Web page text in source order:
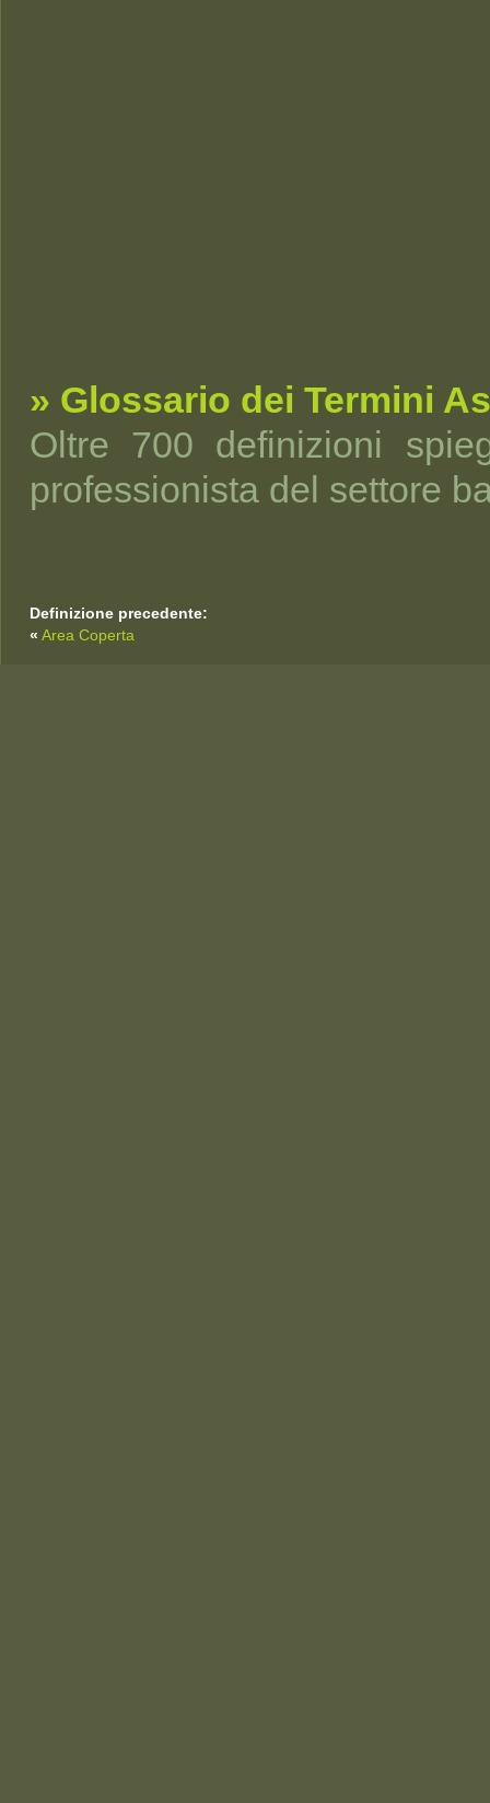
» Glossario dei Termini
Oltre 700 definizioni
professionista del settore
Definizione precedente:
« Area Coperta